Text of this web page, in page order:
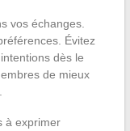
vos échanges.
Évitez
dès le
de mieux
à exprimer